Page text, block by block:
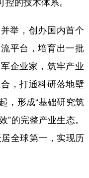
的技术体系。
举，创办国内首个
平台，培育出一批
企业家，筑牢产业
，打通科研落地壁
，形成“基础研究筑
”的完整产业生态。
全球第一，实现历